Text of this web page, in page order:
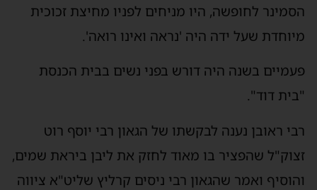
הסמינר לחופשה, היו מניחים לפניו מחיצת זכוכית
מיוחדת שעל ידה היה 'נראה ואינו רואה'.
פעמיים בשנה היה דורש בפני נשים בבית הכנסת
"בית דוד".
רבי ראובן נענה לבקשתו של הגאון רבי יוסף רוט
זצוק"ל שהפציר בו מאוד לחזק את ליבן ביראת שמים,
והוסיף ואמר שהגאון רבי ניסים קרליץ שליט"א ציווה